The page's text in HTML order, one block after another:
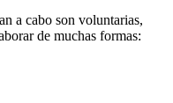
a cabo son voluntarias,
de muchas formas: